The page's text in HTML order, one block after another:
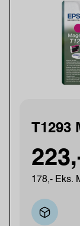
T1293
178,- Eks.